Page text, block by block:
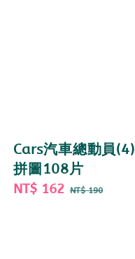
Cars汽車總動員(4)
拼圖108片
Sale
NT$ 162 Regular
NT$ 190